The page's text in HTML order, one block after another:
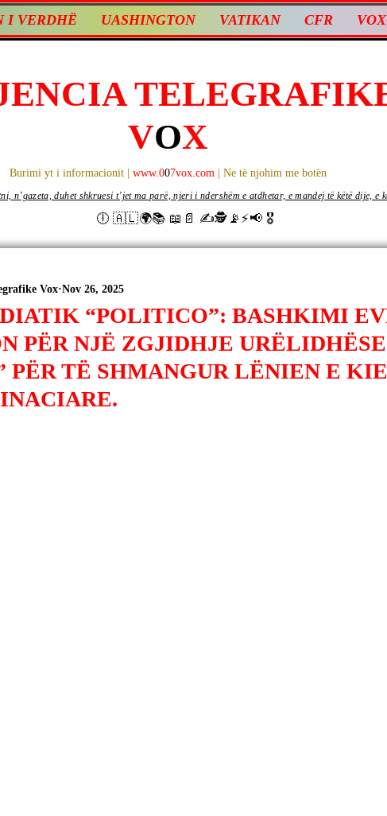
I VERDHË UASHINGTON VATIKAN CFR
VOX
Burimi yt i informacionit | www.007vox.com | Ne të njohim me botën
🕕 🇦🇱🌍📚 📖📄 ✍🕵️📡⚡️📢 🎖
n’gazeta, duhet shkruesi t’jet ma parë, njeri i ndershëm e atdhetar, e mandej të këtë dije, e
“POLITICO”: BASHKIMI
PËR NJË ZGJIDHJE
PËR TË SHMANGUR LËNIEN E
Vox Nov 26, 2025